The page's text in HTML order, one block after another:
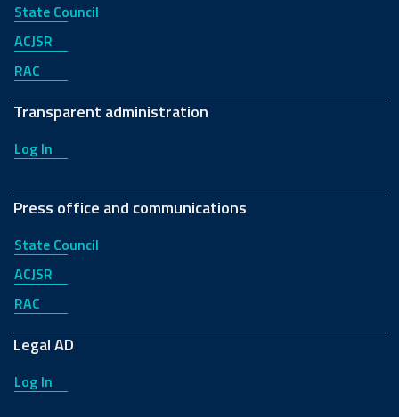
State Council
ACJSR
RAC
Transparent administration
Log In
Press office and communications
State Council
ACJSR
RAC
Legal AD
Log In